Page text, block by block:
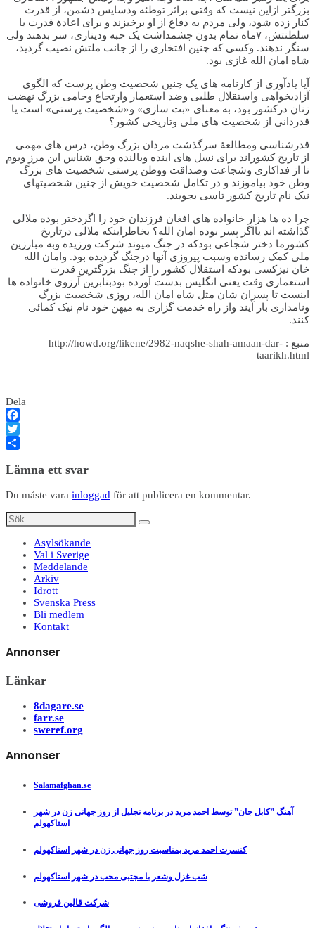
بزرگتر ازاین نیست که وقتی براثر توطئه ودسایس دشمن، از قدرت
کنار زده شود، ولی مردم به دفاع از او برخیزند و برای اعادۀ قدرت یا
سلطنتش، ۷ماه تمام بدون چشمداشت یک حبه ودیناری، سر بدهند ولی
سنگر ندهند. وکسی که چنین افتخاری را از جانب ملتش نصیب گردید،
شاه امان الله غازی بود.
آیا یادآوری از کارنامه های یک چنین شخصیت وطن پرست که الگوی
آزادیخواهی واستقلال طلبی وضد استعمار وارتجاع وحامی بزرگ نهضت
زنان درکشور بود، به معنای «بت سازی» و«شخصیت پرستی» است یا
قدردانی از شخصیت های ملی وتاریخی کشور؟
قدرشناسی ومطالعۀ سرگذشت مردان بزرگ وطن، درس های مهمی
از تاریخ کشوراند برای نسل های اینده وبالنده وحق شناس این مرز وبوم
تا از فداکاری وشجاعت وصداقت ووطن پرستی شخصیت های بزرگ
وطن خود بیاموزند و در تکامل شخصیت خویش از چنین شخصیتهای
نیک نام تاریخ کشور تاسی بجویند.
چرا ده ها هزار خانواده های افغان فرزندان خود را اگردختر بوده ملالی
گذاشته اند یااگر پسر بوده امان الله؟ بخاطراینکه ملالی درتاریخ
کشورما دختر شجاعی بودکه در جنگ میوند شرکت ورزیده وبه مبارزین
ملی کمک رسانده وسبب پیروزی آنها درجنگ گردیده بود. وامان الله
خان نیزکسی بودکه استقلال کشور را از چنگ بزرگترین قدرت
استعماری وقت یعنی انگلیس بدست آورده بودبنابرین آرزوی خانواده ها
اینست تا پسران شان مثل شاه امان الله، روزی شخصیت بزرگ
ونامداری بار آیند واز راه خدمت گزاری به میهن خود نام نیک کمائی
کنند.
منبع : http://howd.org/likene/2982-naqshe-shah-amaan-dar-
taarikh.html
Dela
Facebook
Twitter
Lämna ett svar
Du måste vara inloggad för att publicera en kommentar.
Asylsökande
Val i Sverige
Meddelande
Arkiv
Idrott
Svenska Press
Bli medlem
Kontakt
Annonser
Länkar
8dagare.se
farr.se
sweref.org
Annonser
Salamafghan.se
آهنگ ”کابل جان” توسط احمد مرید در برنامه تجلیل از روز جهانی زن در شهر
استاکهولم
کنسرت احمد مرید بمناسبت روز جهانی زن در شهر استاکهولم
شب غزل وشعر با مجتبی محب در شهر استاکهولم
شرکت قالین فروشی